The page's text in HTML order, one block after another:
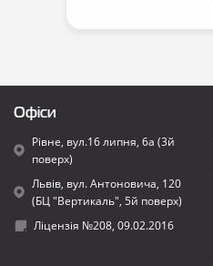
Офіси
Рівне, вул.16 липня, 6а (3й
поверх)
Львів, вул. Антоновича, 120
(БЦ "Вертикаль", 5й поверх)
Ліцензія №208, 09.02.2016